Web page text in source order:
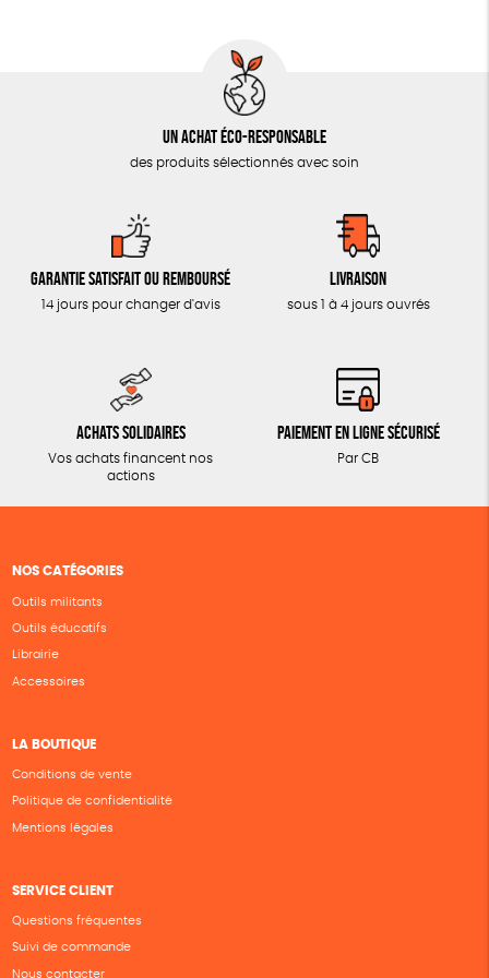
CUISINE / NUTRITION
ACCESSOIRES
Un achat éco-responsable
des produits sélectionnés avec soin
Garantie satisfait ou remboursé
14 jours pour changer d'avis
Livraison
sous 1 à 4 jours ouvrés
Achats solidaires
Vos achats financent nos
actions
Paiement en ligne sécurisé
Par CB
NOS CATÉGORIES
Outils militants
Outils éducatifs
Librairie
Accessoires
LA BOUTIQUE
Conditions de vente
Politique de confidentialité
Mentions légales
SERVICE CLIENT
Questions fréquentes
Suivi de commande
Nous contacter